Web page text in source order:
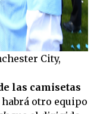
City,
las camisetas
otro equipo